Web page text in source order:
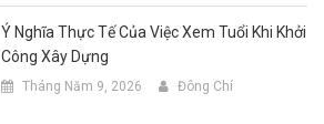
Ý Nghĩa Thực Tế Của Việc Xem Tuổi Khi Khởi
Công Xây Dựng
Tháng Năm 9, 2026 Đông Chí